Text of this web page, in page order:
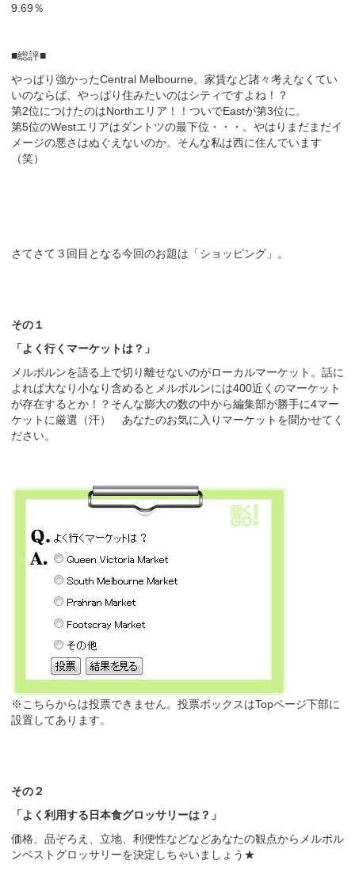
9.69％
■総評■
やっぱり強かったCentral Melbourne。家賃など諸々考えなくてい
いのならば、やっぱり住みたいのはシティですよね！？
第2位につけたのはNorthエリア！！ついでEastが第3位に。
第5位のWestエリアはダントツの最下位・・・。やはりまだまだイ
メージの悪さはぬぐえないのか。そんな私は西に住んでいます
（笑）
さてさて３回目となる今回のお題は「ショッピング」。
その１
「よく行くマーケットは？」
メルボルンを語る上で切り離せないのがローカルマーケット。話に
よれば大なり小なり含めるとメルボルンには400近くのマーケット
が存在するとか！？そんな膨大の数の中から編集部が勝手に4マー
ケットに厳選（汗） あなたのお気に入りマーケットを聞かせてく
ださい。
※こちらからは投票できません。投票ボックスはTopページ下部に
設置してあります。
その２
「よく利用する日本食グロッサリーは？」
価格、品ぞろえ、立地、利便性などなどあなたの観点からメルボル
ンベストグロッサリーを決定しちゃいましょう★